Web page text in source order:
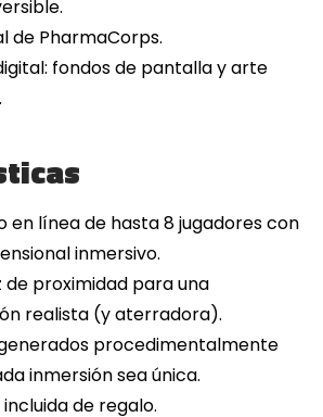
de PharmaCorps.
fondos de pantalla y arte
en línea de hasta 8 jugadores con
inmersivo.
de proximidad para una
realista (y aterradora).
procedimentalmente
inmersión sea única.
de regalo.